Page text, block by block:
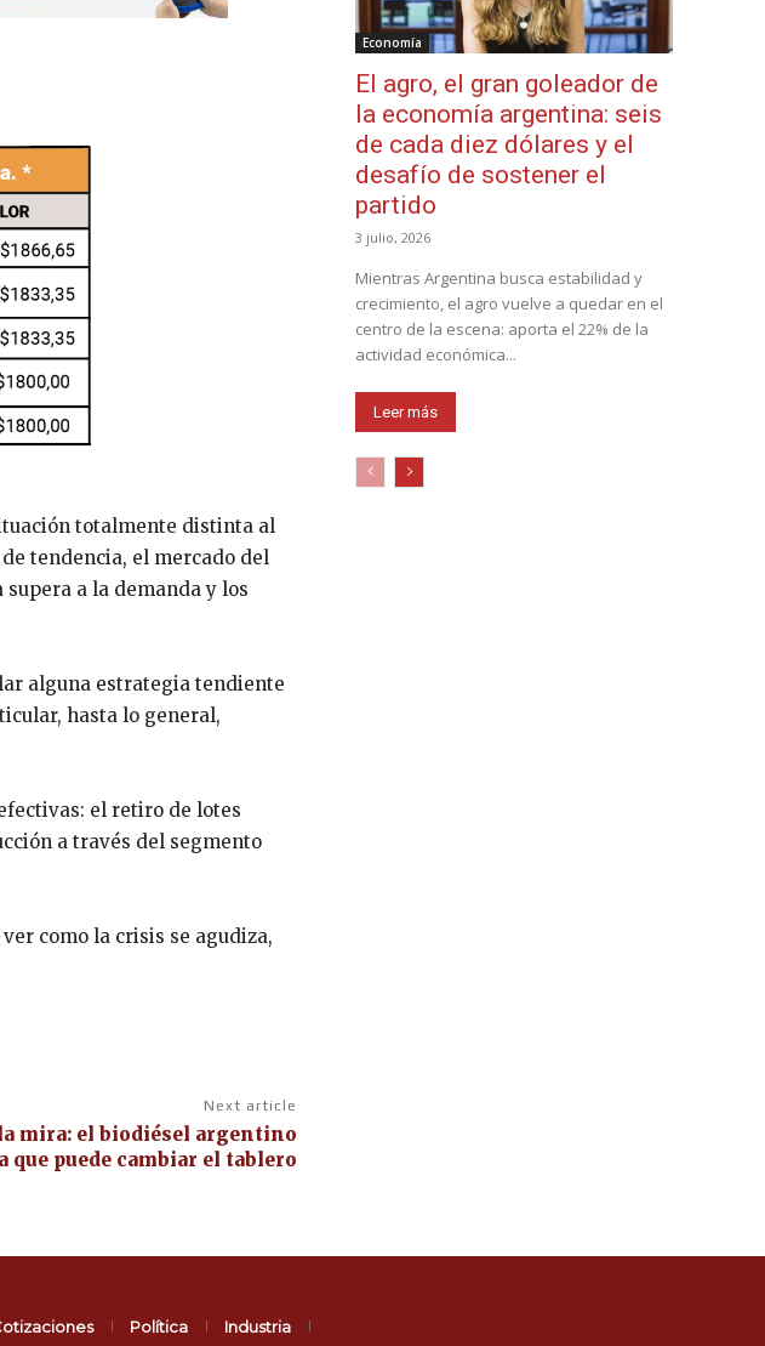
totalmente distinta al
tendencia, el mercado del
a la demanda y los
alguna estrategia tendiente
hasta lo general,
el retiro de lotes
a través del segmento
como la crisis se agudiza,
Next article
mira: el biodiésel argentino
puede cambiar el tablero
Economía
El agro, el gran goleador de
la economía argentina: seis
de cada diez dólares y el
desafío de sostener el
partido
3 julio, 2026
Mientras Argentina busca estabilidad y
crecimiento, el agro vuelve a quedar en el
centro de la escena: aporta el 22% de la
actividad económica...
Leer más
Política Industria